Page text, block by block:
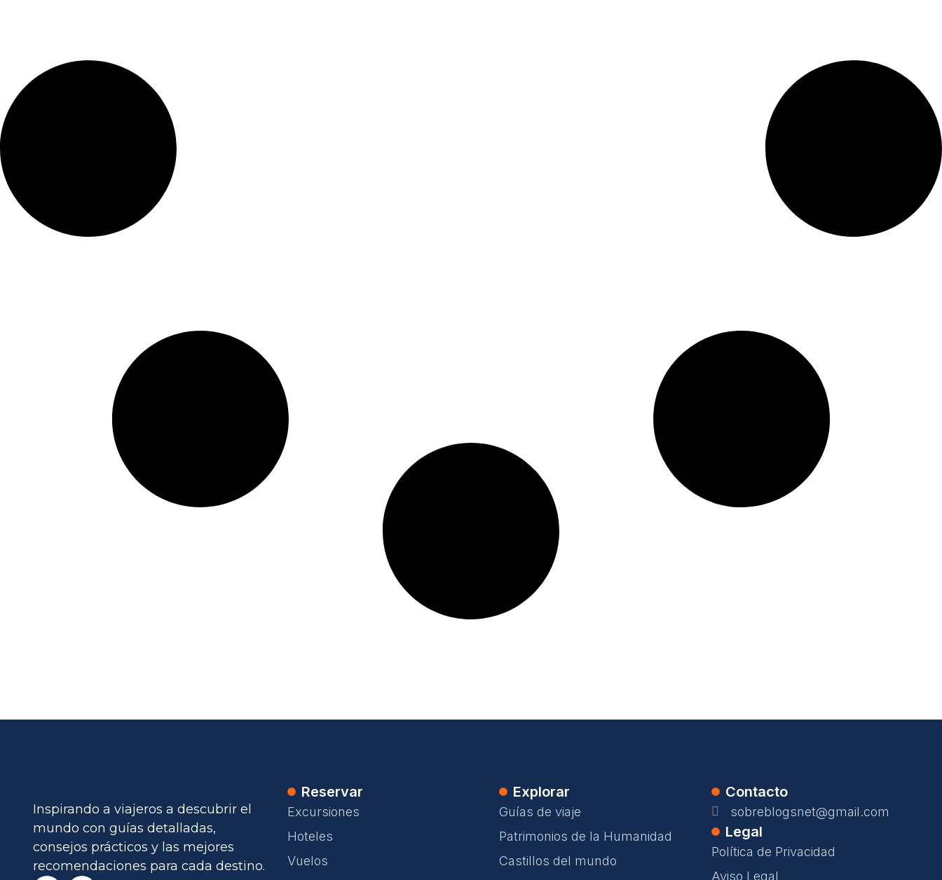
Inspirando a viajeros a descubrir el
mundo con guías detalladas,
consejos prácticos y las mejores
recomendaciones para cada destino.
Reservar
Excursiones
Hoteles
Vuelos
Explorar
Guías de viaje
Patrimonios de la Humanidad
Castillos del mundo
Contacto
sobreblogsnet@gmail.com
Legal
Política de Privacidad
Aviso Legal